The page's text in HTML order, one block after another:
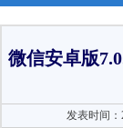
微信安卓版
发表时间：